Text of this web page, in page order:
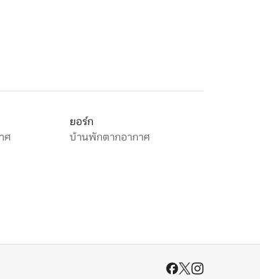
ศ
ยอร์ก
บ้านพักตากอากาศ